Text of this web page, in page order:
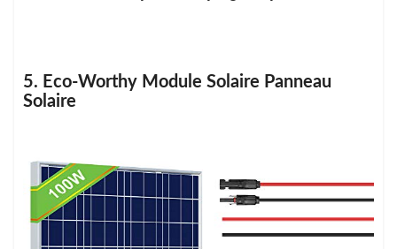
5. Eco-Worthy Module Solaire Panneau
Solaire